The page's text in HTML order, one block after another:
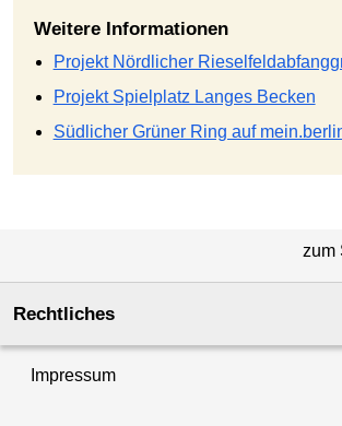
Weitere Informationen
Projekt Nördlicher
Projekt Spielplatz Langes Becken
Südlicher Grüner Ring auf
zum
Rechtliches
Impressum